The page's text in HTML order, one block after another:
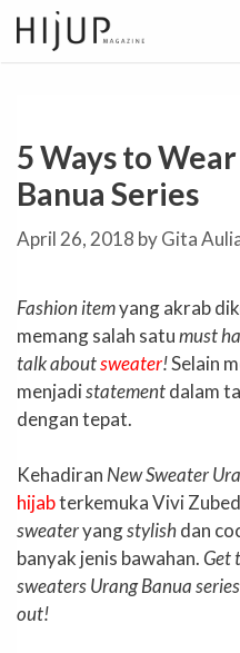
Skip
to
content
5 Ways to
Banua Series
April 26, 2018 byGita
Fashion itemyang akrab
memang salah satumust
talk aboutsweater!Selain
menjadistatementdalam
dengan tepat.
Kehadiran New Sweater
hijabterkemuka Vivi
sweateryangstylishdan
banyak jenis bawahan.Get
sweaters Urang Banua
out!